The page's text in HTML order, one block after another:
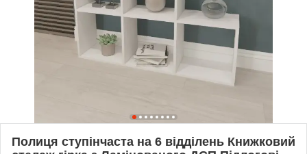
Полиця ступінчаста на 6 відділень Книжковий